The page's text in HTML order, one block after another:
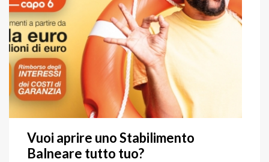
Vuoi aprire uno Stabilimento
Balneare tutto tuo?